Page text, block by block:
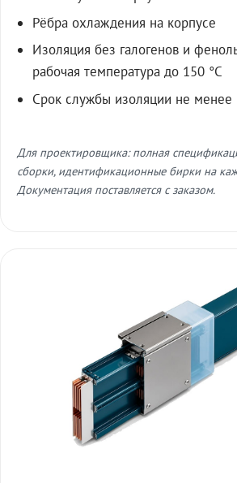
Рёбра охлаждения на корпусе
Изоляция без галогенов и
рабочая температура до 150 °C
Срок службы изоляции не менее
Для проектировщика: полная
сборки, идентификационные бирки на
Документация поставляется с заказом.